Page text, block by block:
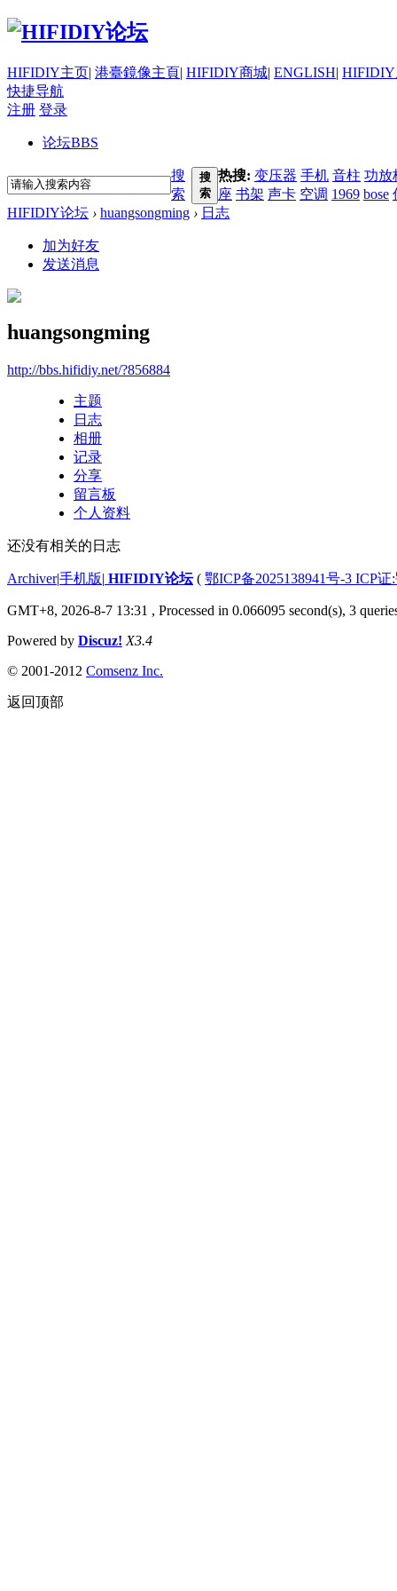
HIFIDIY主页| 港臺鏡像主頁| HIFIDIY商城| ENGLISH|
快捷导航
注册 登录
论坛BBS
搜
索
搜
索
热搜: 变压器 手机 音柱 功放
座 书架 声卡 空调 1969 bose
HIFIDIY论坛 › huangsongming › 日志
加为好友
发送消息
huangsongming
http://bbs.hifidiy.net/?856884
主题
日志
相册
记录
分享
留言板
个人资料
还没有相关的日志
Archiver|手机版| HIFIDIY论坛( 鄂ICP备2025138941号-3 ICP
GMT+8, 2026-8-7 13:31 , Processed in 0.066095 second(s), 3
Powered by Discuz! X3.4
© 2001-2012 Comsenz Inc.
返回顶部